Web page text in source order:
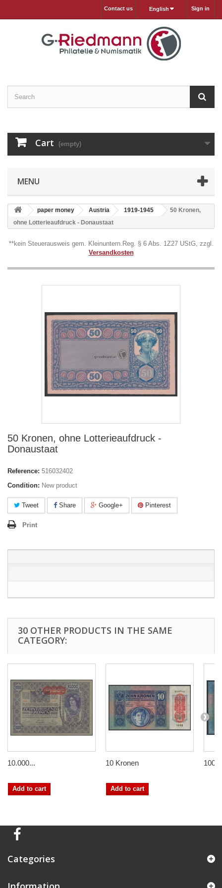
Sign in
English
Contact us
Cart (empty)
MENU
paper money Austria 1919-1945
50 Kronen,
ohne Lotterieaufdruck - Donaustaat
**kein Steuerausweis gem. Kleinuntern.Reg. § 6 Abs. 1Z27 UStG, zzgl.
Versandkosten
50 Kronen, ohne Lotterieaufdruck -
Donaustaat
Reference: 516032402
Condition: New product
Tweet Share Google+ Pinterest
Print
30 OTHER PRODUCTS IN THE SAME
CATEGORY:
10.000...
Add to cart
10 Kronen
Add to cart
100
Categories